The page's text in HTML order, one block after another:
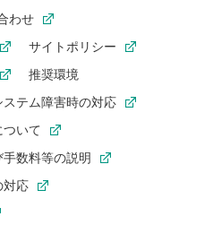
わせ
サイトポリシー
推奨環境
ステム障害時の対応
ついて
数料等の説明
対応